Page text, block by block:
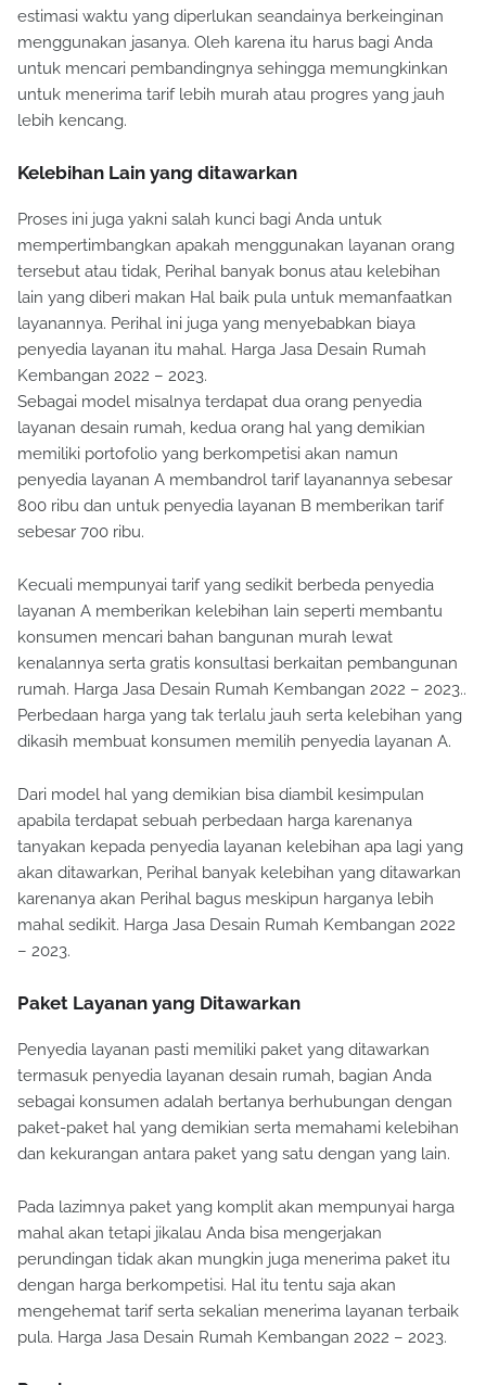
setiap penyedia layanan pasti membeberkan tarif serta
estimasi waktu yang diperlukan seandainya berkeinginan
menggunakan jasanya. Oleh karena itu harus bagi Anda
untuk mencari pembandingnya sehingga memungkinkan
untuk menerima tarif lebih murah atau progres yang jauh
Proses ini juga yakni salah kunci bagi Anda untuk
mempertimbangkan apakah menggunakan layanan orang
tersebut atau tidak, Perihal banyak bonus atau kelebihan
lain yang diberi makan Hal baik pula untuk memanfaatkan
layanannya. Perihal ini juga yang menyebabkan biaya
penyedia layanan itu mahal. Harga Jasa Desain Rumah
Kembangan 2022 – 2023.
Sebagai model misalnya terdapat dua orang penyedia
layanan desain rumah, kedua orang hal yang demikian
memiliki portofolio yang berkompetisi akan namun
penyedia layanan A membandrol tarif layanannya sebesar
800 ribu dan untuk penyedia layanan B memberikan tarif
Kecuali mempunyai tarif yang sedikit berbeda penyedia
layanan A memberikan kelebihan lain seperti membantu
konsumen mencari bahan bangunan murah lewat
kenalannya serta gratis konsultasi berkaitan pembangunan
rumah. Harga Jasa Desain Rumah Kembangan 2022 – 2023..
Perbedaan harga yang tak terlalu jauh serta kelebihan yang
Dari model hal yang demikian bisa diambil kesimpulan
apabila terdapat sebuah perbedaan harga karenanya
tanyakan kepada penyedia layanan kelebihan apa lagi yang
akan ditawarkan, Perihal banyak kelebihan yang ditawarkan
karenanya akan Perihal bagus meskipun harganya lebih
mahal sedikit. Harga Jasa Desain Rumah Kembangan 2022
Penyedia layanan pasti memiliki paket yang ditawarkan
termasuk penyedia layanan desain rumah, bagian Anda
sebagai konsumen adalah bertanya berhubungan dengan
paket-paket hal yang demikian serta memahami kelebihan
Pada lazimnya paket yang komplit akan mempunyai harga
mahal akan tetapi jikalau Anda bisa mengerjakan
perundingan tidak akan mungkin juga menerima paket itu
dengan harga berkompetisi. Hal itu tentu saja akan
mengehemat tarif serta sekalian menerima layanan terbaik